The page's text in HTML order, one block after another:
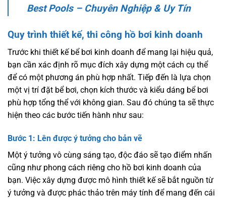
Best Pools – Chuyên Nghiệp & Uy Tín
Quy trình thiết kế, thi công hồ bơi kinh doanh
Trước khi thiết kế bể bơi kinh doanh để mang lại hiệu quả,
bạn cần xác định rõ mục đích xây dựng một cách cụ thể
để có một phương án phù hợp nhất. Tiếp đến là lựa chọn
một vị trí đặt bể bơi, chọn kích thước và kiểu dáng bể bơi
phù hợp tổng thể với không gian. Sau đó chúng ta sẽ thực
hiện theo các bước tiến hành như sau:
Bước 1: Lên được ý tưởng cho bản vẽ
Một ý tưởng vô cùng sáng tạo, độc đáo sẽ tạo điểm nhấn
cũng như phong cách riêng cho hồ bơi kinh doanh của
bạn. Việc xây dựng được mô hình thiết kế sẽ bắt nguồn từ
ý tưởng và được phác thảo trên máy tính để mang đến cái